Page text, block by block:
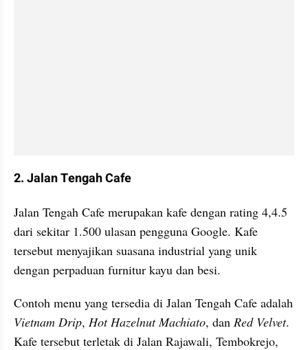
2. Jalan Tengah Cafe
Jalan Tengah Cafe merupakan kafe dengan rating 4,4.5
dari sekitar 1.500 ulasan pengguna Google. Kafe
tersebut menyajikan suasana industrial yang unik
dengan perpaduan furnitur kayu dan besi.
Vietnam Drip, Hot Hazelnut Machiato, dan Red Velvet.
Kafe tersebut terletak di Jalan Rajawali, Tembokrejo,